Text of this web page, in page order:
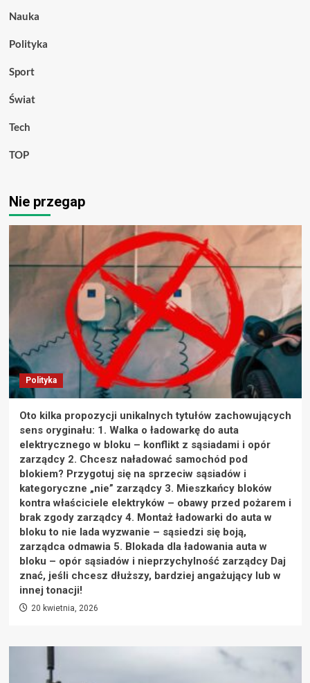
Nauka
Polityka
Sport
Świat
Tech
TOP
Nie przegap
Polityka
Oto kilka propozycji unikalnych tytułów zachowujących
sens oryginału: 1. Walka o ładowarkę do auta
elektrycznego w bloku – konflikt z sąsiadami i opór
zarządcy 2. Chcesz naładować samochód pod
blokiem? Przygotuj się na sprzeciw sąsiadów i
kategoryczne „nie” zarządcy 3. Mieszkańcy bloków
kontra właściciele elektryków – obawy przed pożarem i
brak zgody zarządcy 4. Montaż ładowarki do auta w
bloku to nie lada wyzwanie – sąsiedzi się boją,
zarządca odmawia 5. Blokada dla ładowania auta w
bloku – opór sąsiadów i nieprzychylność zarządcy Daj
znać, jeśli chcesz dłuższy, bardziej angażujący lub w
innej tonacji!
20 kwietnia, 2026